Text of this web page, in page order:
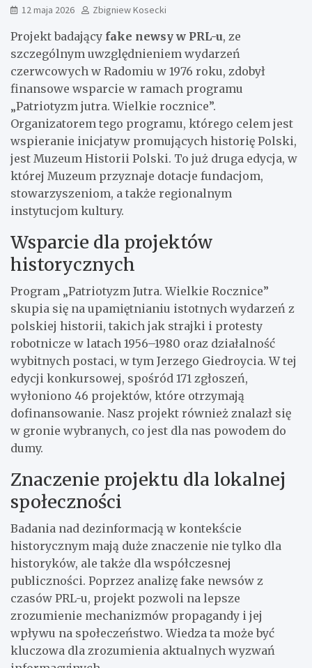
12 maja 2026 Zbigniew Kosecki
Projekt badający fake newsy w PRL-u, ze
szczególnym uwzględnieniem wydarzeń
czerwcowych w Radomiu w 1976 roku, zdobył
finansowe wsparcie w ramach programu
„Patriotyzm jutra. Wielkie rocznice”.
Organizatorem tego programu, którego celem jest
wspieranie inicjatyw promujących historię Polski,
jest Muzeum Historii Polski. To już druga edycja, w
której Muzeum przyznaje dotacje fundacjom,
stowarzyszeniom, a także regionalnym
instytucjom kultury.
Wsparcie dla projektów
historycznych
Program „Patriotyzm Jutra. Wielkie Rocznice”
skupia się na upamiętnianiu istotnych wydarzeń z
polskiej historii, takich jak strajki i protesty
robotnicze w latach 1956–1980 oraz działalność
wybitnych postaci, w tym Jerzego Giedroycia. W tej
edycji konkursowej, spośród 171 zgłoszeń,
wyłoniono 46 projektów, które otrzymają
dofinansowanie. Nasz projekt również znalazł się
w gronie wybranych, co jest dla nas powodem do
dumy.
Znaczenie projektu dla lokalnej
społeczności
Badania nad dezinformacją w kontekście
historycznym mają duże znaczenie nie tylko dla
historyków, ale także dla współczesnej
publiczności. Poprzez analizę fake newsów z
czasów PRL-u, projekt pozwoli na lepsze
zrozumienie mechanizmów propagandy i jej
wpływu na społeczeństwo. Wiedza ta może być
kluczowa dla zrozumienia aktualnych wyzwań